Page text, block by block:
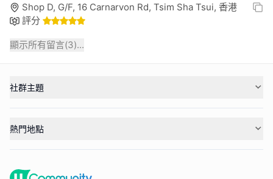
Shop D, G/F, 16 Carnarvon Rd, Tsim Sha Tsui, 香港
評分
顯示所有留言(3)...
社群主題
熱門地點